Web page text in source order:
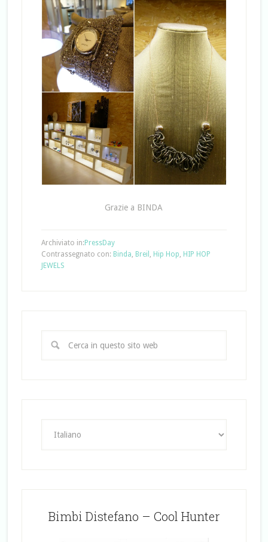
Grazie a BINDA
Archiviato in:PressDay
Contrassegnato con: Binda Breil Hip Hop HIP HOP
JEWELS
Bimbi Distefano – Cool Hunter